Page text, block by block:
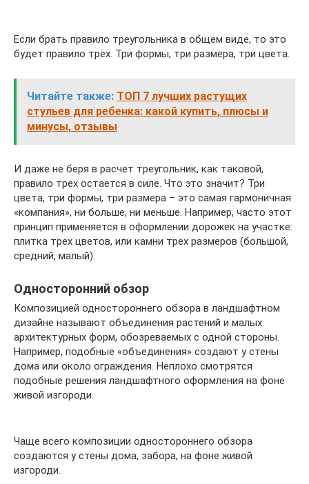
Если брать правило треугольника в общем виде, то это
будет правило трёх. Три формы, три размера, три цвета.
Читайте также: ТОП 7 лучших растущих
стульев для ребенка: какой купить, плюсы и
минусы, отзывы
И даже не беря в расчет треугольник, как таковой,
правило трех остается в силе. Что это значит? Три
цвета, три формы, три размера – это самая гармоничная
«компания», ни больше, ни меньше. Например, часто этот
принцип применяется в оформлении дорожек на участке:
плитка трех цветов, или камни трех размеров (большой,
средний, малый).
Односторонний обзор
Композицией одностороннего обзора в ландшафтном
дизайне называют объединения растений и малых
архитектурных форм, обозреваемых с одной стороны.
Например, подобные «объединения» создают у стены
дома или около ограждения. Неплохо смотрятся
подобные решения ландшафтного оформления на фоне
живой изгороди.
Чаще всего композиции одностороннего обзора
создаются у стены дома, забора, на фоне живой
изгороди.